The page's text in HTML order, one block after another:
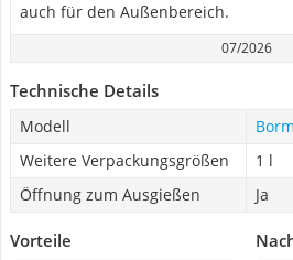
auch für den Außenbereich.
07/2026
Technische Details
Modell
Weitere Verpackungsgrößen
1 l
Öffnung zum Ausgießen
Ja
Vorteile